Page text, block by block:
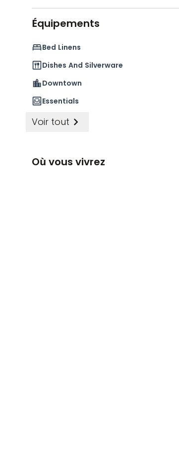
placards intégrés. Les finitions haut
chauffage au sol), un éclairage LED
vitrées avec traitements multicouches.
Équipements
Bed Linens
Dishes And Silverware
Downtown
Essentials
Voir tout
Où vous vivrez